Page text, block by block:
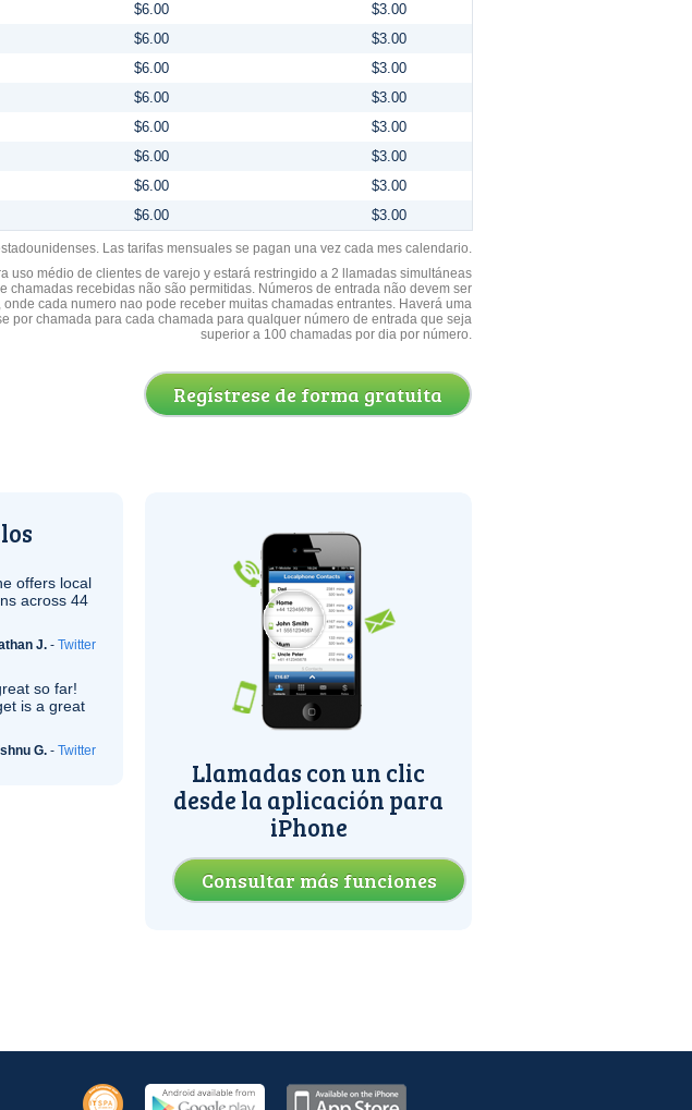
$6.00
$3.00
$6.00
$3.00
$6.00
$3.00
$6.00
$3.00
$6.00
$3.00
$6.00
$3.00
$6.00
$3.00
$6.00 $3.00
Las tarifas mensuales se pagan una vez cada mes calendario.
uso médio de clientes de varejo y estará restringido a 2 llamadas simultáneas
chamadas recebidas não são permitidas. Números de entrada não devem ser
cada numero nao pode receber muitas chamadas entrantes. Haverá uma
por chamada para cada chamada para qualquer número de entrada que seja
superior a 100 chamadas por dia por número.
Regístrese de forma gratuita
offers local
across 44
J. - Twitter
so far!
is a great
G. - Twitter
Llamadas con un clic
desde la aplicación para
iPhone
Consultar más funciones